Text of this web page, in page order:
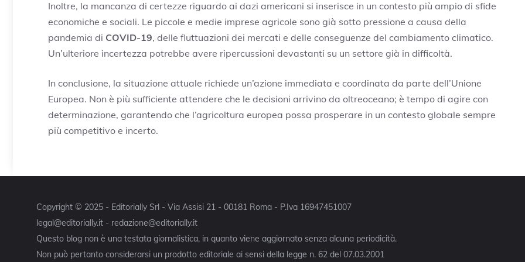
Inoltre, la mancanza di certezze riguardo ai dazi americani si inserisce in un contesto più ampio di sfide
economiche e sociali. Le piccole e medie imprese agricole sono già sotto pressione a causa della
pandemia di COVID-19, delle fluttuazioni dei mercati e delle conseguenze del cambiamento climatico.
Un’ulteriore incertezza potrebbe avere ripercussioni devastanti su un settore già in difficoltà.
In conclusione, la situazione attuale richiede un’azione immediata e coordinata da parte dell’Unione
Europea. Non è più sufficiente attendere che le decisioni arrivino da oltreoceano; è tempo di agire con
determinazione, garantendo che l’agricoltura europea possa prosperare in un contesto globale sempre
più competitivo e incerto.
Copyright © 2025 - Editorially Srl - Via Assisi 21 - 00181 Roma - P.Iva 16947451007
legal@editorially.it - redazione@editorially.it
Questo blog non è una testata giornalistica, in quanto viene aggiornato senza alcuna periodicità.
Non può pertanto considerarsi un prodotto editoriale ai sensi della legge n. 62 del 07.03.2001